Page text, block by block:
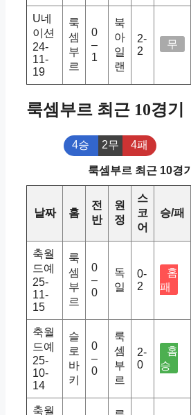
U네
이션
24-
11-
19
룩
셈
부
르
0
–
1
북
아
일
랜
2-
2
무
룩셈부르 최근 10경기
4승 2무 4패
룩셈부르 최근 10경기
날짜 홈
전
반
원
정
스
코
어
승/패
축월
드예
25-
11-
15
룩
셈
부
르
0
–
0
독
일
0-
2
홈
패
축월
드예
25-
10-
14
슬
로
바
키
0
–
0
룩
셈
부
르
2-
0
홈
승
축월